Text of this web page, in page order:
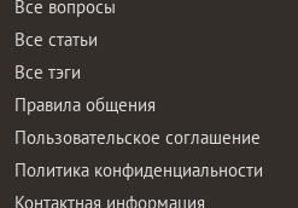
Все вопросы
Все статьи
Все тэги
Правила общения
Пользовательское соглашение
Политика конфиденциальности
Контактная информация